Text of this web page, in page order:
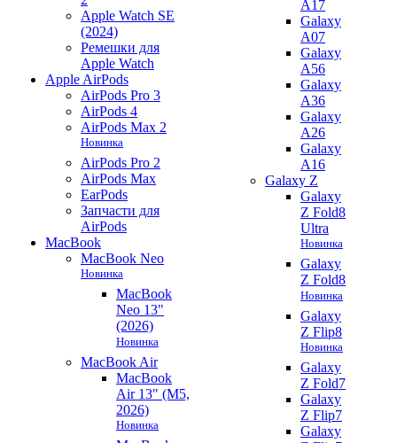
Apple Watch SE
(2024)
Ремешки для
Apple Watch
Apple AirPods
AirPods Pro 3
AirPods 4
AirPods Max 2
Новинка
AirPods Pro 2
AirPods Max
EarPods
Запчасти для
AirPods
MacBook
MacBook Neo
Новинка
MacBook
Neo 13"
(2026)
Новинка
MacBook Air
MacBook
Air 13" (M5,
2026)
Новинка
A17
Galaxy
A07
Galaxy
A56
Galaxy
A36
Galaxy
A26
Galaxy
A16
Galaxy Z
Galaxy
Z Fold8
Ultra
Новинка
Galaxy
Z Fold8
Новинка
Galaxy
Z Flip8
Новинка
Galaxy
Z Fold7
Galaxy
Z Flip7
Galaxy